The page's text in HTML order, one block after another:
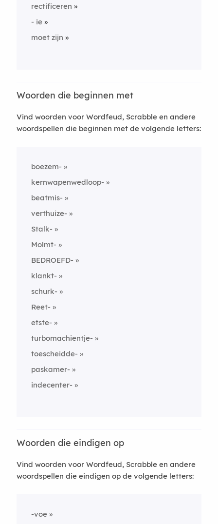
rectificeren
- ie
moet zijn
Woorden die beginnen met
Vind woorden voor Wordfeud, Scrabble en andere
woordspellen die beginnen met de volgende letters:
boezem-
kernwapenwedloop-
beatmis-
verthuize-
Stalk-
Molmt-
BEDROEFD-
klankt-
schurk-
Reet-
etste-
turbomachientje-
toescheidde-
paskamer-
indecenter-
Woorden die eindigen op
Vind woorden voor Wordfeud, Scrabble en andere
woordspellen die eindigen op de volgende letters:
-voe